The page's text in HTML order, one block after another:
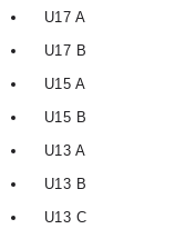
U17 A
U17 B
U15 A
U15 B
U13 A
U13 B
U13 C